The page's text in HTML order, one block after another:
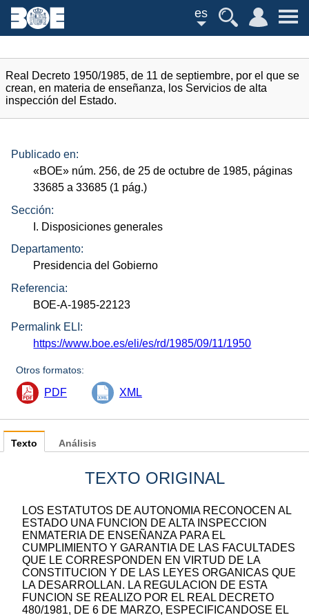
es
Real Decreto 1950/1985, de 11 de septiembre, por el que se
crean, en materia de enseñanza, los Servicios de alta
inspección del Estado.
Publicado en:
«BOE» núm. 256, de 25 de octubre de 1985, páginas
33685 a 33685 (1 pág.)
Sección:
I. Disposiciones generales
Departamento:
Presidencia del Gobierno
Referencia:
BOE-A-1985-22123
Permalink ELI:
https://www.boe.es/eli/es/rd/1985/09/11/1950
Otros formatos:
PDF XML
Texto
TEXTO ORIGINAL
LOS ESTATUTOS DE AUTONOMIA RECONOCEN AL
ESTADO UNA FUNCION DE ALTA INSPECCION
ENMATERIA DE ENSEÑANZA PARA EL
CUMPLIMIENTO Y GARANTIA DE LAS FACULTADES
QUE LE CORRESPONDEN EN VIRTUD DE LA
CONSTITUCION Y DE LAS LEYES ORGANICAS QUE
LA DESARROLLAN. LA REGULACION DE ESTA
FUNCION SE REALIZO POR EL REAL DECRETO
480/1981, DE 6 DE MARZO, ESPECIFICANDOSE EL
Análisis